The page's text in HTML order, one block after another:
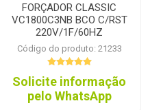
FORÇADOR CLASSIC
VC1800C3NB BCO C/RST
220V/1F/60HZ
Código do produto: 21233
Solicite informação
pelo WhatsApp